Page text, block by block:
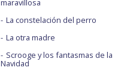
maravillosa
La constelación del perro
La otra madre
Scrooge y los fantasmas de la
Navidad